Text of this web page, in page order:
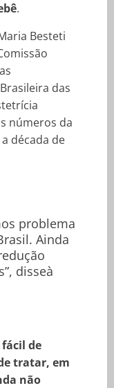
.
Besteti
das
números da
década de
problema
Ainda
disseà
de
tratar, em
não